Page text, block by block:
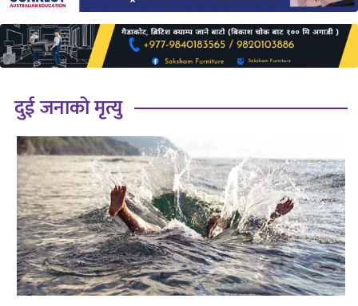
समाज
रोचक
साहित्य
प्रदेश
English
दुई जनाको मृत्यु